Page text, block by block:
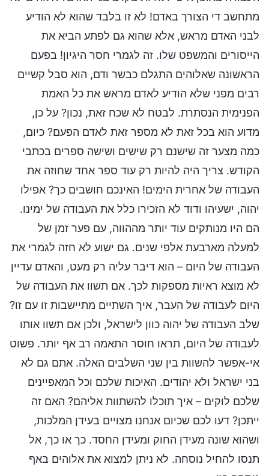
מתחשב די הצורך באדם! לא זו בלבד שהוא לא הודיע
לבני האדם מראש, אלא שהוא גם לפתע הביא את
הייסורים והמשפט שלו. זה לגמרי חסר היגיון! בפעם
הראשונה שאלוהים התגלם כבשר ודם, הוא סבל קשיים
רבים מפני שלא הודיע לאדם מראש את כל האמת
הפנימית הנסתרת. לבטח לא שכח זאת, נכון? על כן,
מדוע הוא בכל זאת לא מספר זאת לאדם הפעם? כיום,
כמה מצער זה שישנם רק שישים ושישה ספרים בכתבי
הקודש. צריך היה להיות רק עוד ספר אחד שחוזה את
העבודה של אחרית הימים! האינכם חושבים כך? אפילו
יהוה, ישעיהו ודוד לא הזכירו כלל את העבודה של ימינו.
הם היו מנותקים עוד יותר מההווה, עם פער זמן של
למעלה מארבעת אלפי שנים. גם ישוע לא חזה לגמרי את
העבודה של היום – הוא דיבר עליה רק מעט, והאדם עדיין
לא מוצא ראיות מספקות לכך. אם תשוו את העבודה של
היום לעבודה של העבר, איך השתיים מתיישבות זו עם זו?
שלב העבודה של יהוה כוון לישראל, ולכן אם תשוו אותו
לעבודה של היום, תראו חוסר התאמה רב אף יותר. פשוט
אי-אפשר להשוות בין שני השלבים האלה. אתם גם לא
בני ישראל ולא יהודים. האיכות שלכם וכל המאפיינים
שלכם לוקים – איך תוכלו להשתוות אליהם? האם זה
ייתכן? דעו לכם שכיום אנחנו מצויים בעידן המלכות,
ושהוא שונה מעידן החוק ומעידן החסד. כך או כך, אל
תנסו להחיל נוסחה. לא ניתן למצוא את אלוהים באף